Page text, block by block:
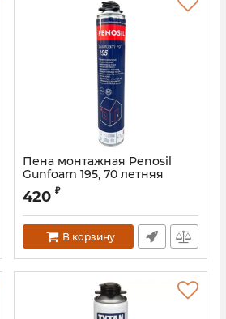
Пена монтажная Penosil
Gunfoam 195, 70 летняя
420 ₽
В корзину